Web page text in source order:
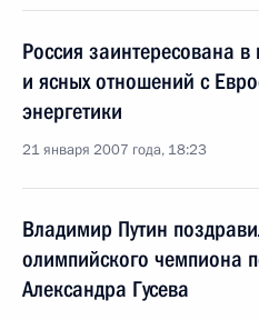
Россия заинтересована
и ясных отношений с
энергетики
21 января 2007 года, 18:23
Владимир Путин
олимпийского чемпиона
Александра Гусева